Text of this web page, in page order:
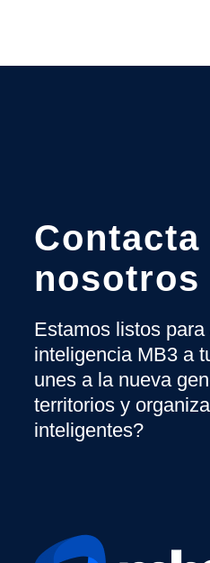
Contacta
nosotros
Estamos listos
inteligencia MB3 a
unes a la nueva
territorios y
inteligentes?